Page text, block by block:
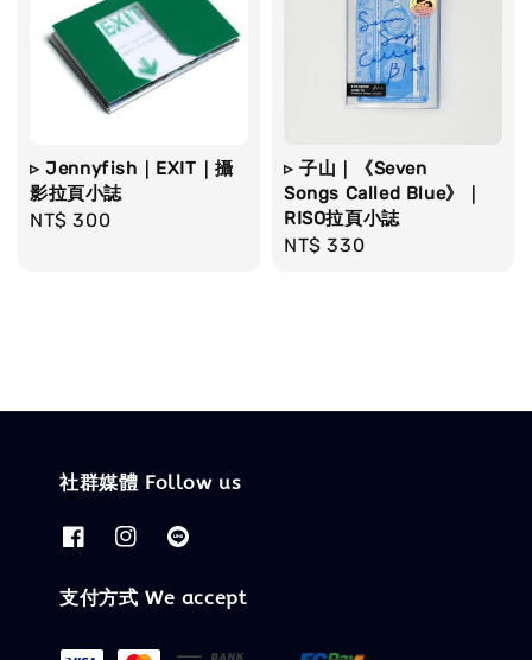
▹ Jennyfish｜EXIT｜攝
影拉頁小誌
Regular
NT$ 300
▹ 子山｜《Seven
Songs Called Blue》｜
RISO拉頁小誌
Regular
NT$ 330
社群媒體 Follow us
支付方式 We accept